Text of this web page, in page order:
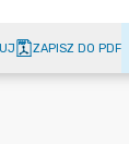
ZAPISZ DO PDF